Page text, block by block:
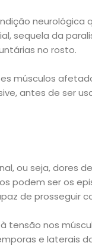
neurológica
sequela da
no rosto.
músculos
antes de ser
ou seja, dores
podem ser os
de prosseguir
tensão nos
e laterais